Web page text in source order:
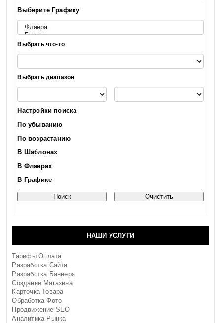
Выберите Графику
Выбрать что-то
Выбрать диапазон
Настройки поиска
По убыванию
По возрастанию
В Шаблонах
В Флаерах
В Графике
НАШИ УСЛУГИ
Тарифы Оплата
Разработка Сайта
Разработка Баннера
Создание Магазина
Карточка Товара
Обработка Фото
Продвижение SEO
Аналитика Рынка